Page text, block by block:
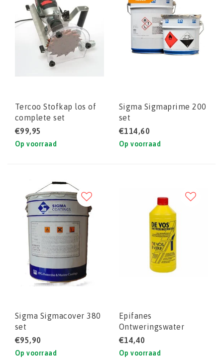
Tercoo Stofkap los of
complete set
€99,95
Op voorraad
Sigma Sigmaprime 200
set
€114,60
Op voorraad
Sigma Sigmacover 380
set
€95,90
Op voorraad
Epifanes
Ontweringswater
€14,40
Op voorraad